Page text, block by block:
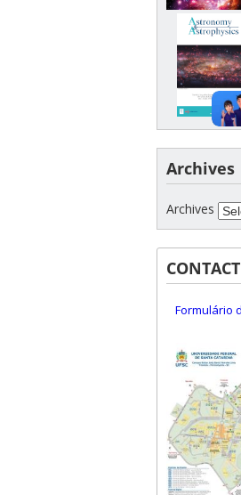
Archives
Archives
CONTACT
Formulário